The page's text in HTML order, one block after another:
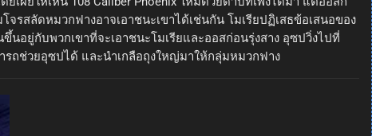
รสลัดหมวกฟางอาจเอาชนะเขาได้เช่นกัน โมเรียปฏิเสธข้อเสนอของ
นอยู่กับพวกเขาที่จะเอาชนะโมเรียและออสก่อนรุ่งสาง อุซปวิ่งไปที่
รถช่วยอุซปได้ และนำเกลือถุงใหญ่มาให้กลุ่มหมวกฟาง